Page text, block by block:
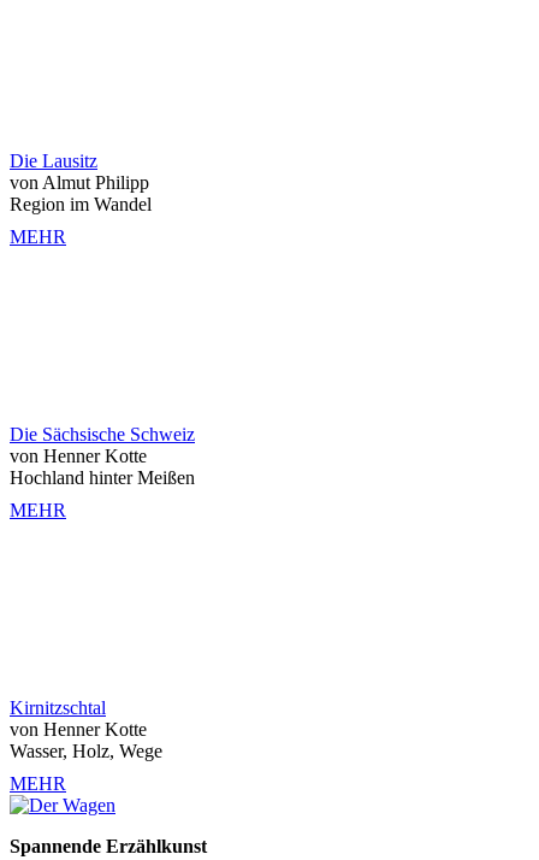
Die Lausitz
von Almut Philipp
Region im Wandel
MEHR
Die Sächsische Schweiz
von Henner Kotte
Hochland hinter Meißen
MEHR
Kirnitzschtal
von Henner Kotte
Wasser, Holz, Wege
MEHR
Spannende Erzählkunst